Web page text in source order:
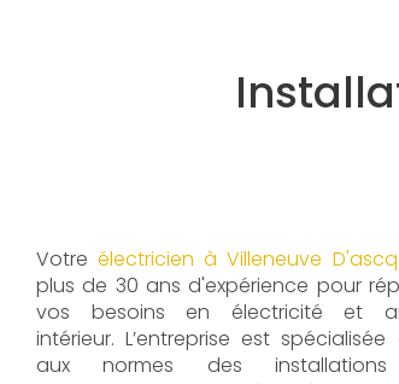
Votreélectricien à Villeneuve D'ascq
plus de 30 ans d'expérience pour
vos besoins en électricité et
intérieur. L’entreprise est
aux normes des installations